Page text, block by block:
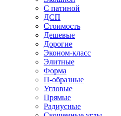
С патиной
ДСП
Стоимость
Дешевые
Дорогие
Эконом-класс
Элитные
Форма
П-образные
Угловые
Прямые
Радиусные